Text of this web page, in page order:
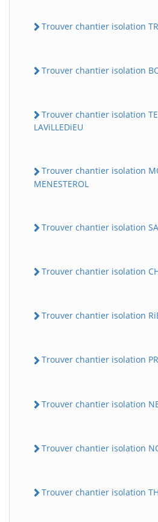
Trouver chantier isolation
Trouver chantier isolation
Trouver chantier isolation
LAViLLEDiEU
Trouver chantier isolation
MENESTEROL
Trouver chantier isolation
Trouver chantier isolation
Trouver chantier isolation
Trouver chantier isolation
Trouver chantier isolation
Trouver chantier isolation
Trouver chantier isolation